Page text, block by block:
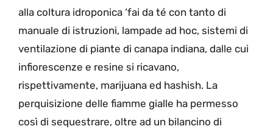
alla coltura idroponica ‘fai da té con tanto di
manuale di istruzioni, lampade ad hoc, sistemi di
ventilazione di piante di canapa indiana, dalle cui
infiorescenze e resine si ricavano,
rispettivamente, marijuana ed hashish. La
perquisizione delle fiamme gialle ha permesso
così di sequestrare, oltre ad un bilancino di